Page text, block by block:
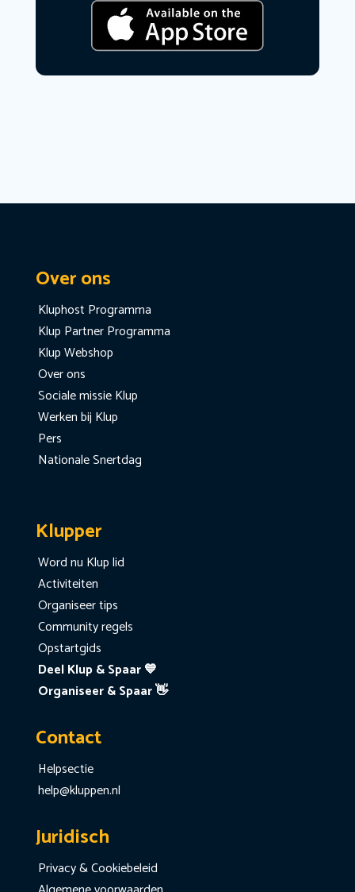
Over ons
Kluphost Programma
Klup Partner Programma
Klup Webshop
Over ons
Sociale missie Klup
Werken bij Klup
Pers
Nationale Snertdag
Klupper
Word nu Klup lid
Activiteiten
Organiseer tips
Community regels
Opstartgids
Deel Klup & Spaar 💙
Organiseer & Spaar 👋
Contact
Helpsectie
help@kluppen.nl
Juridisch
Privacy & Cookiebeleid